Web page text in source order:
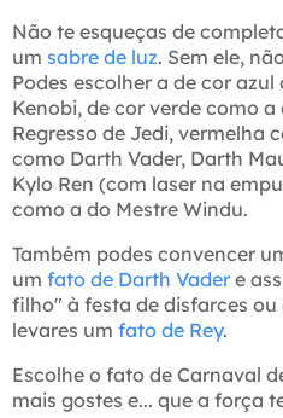
Não te esqueças de
um sabre de luz. Sem ele,
Podes escolher a de cor
Kenobi, de cor verde como
Regresso de Jedi, vermelha
como Darth Vader, Darth
Kylo Ren (com laser na
como a do Mestre Windu.
Também podes convencer
um fato de Darth Vader e
filho" à festa de disfarces ou
levares um fato de Rey.
Escolhe o fato de Carnaval
mais gostes e... que a força